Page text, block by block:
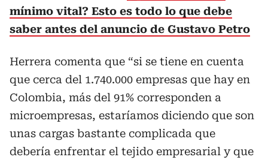
mínimo vital? Esto es todo lo que debe
saber antes del anuncio de Gustavo Petro
Herrera comenta que “si se tiene en cuenta
que cerca del 1.740.000 empresas que hay en
Colombia, más del 91% corresponden a
microempresas, estaríamos diciendo que son
unas cargas bastante complicada que
debería enfrentar el tejido empresarial y que